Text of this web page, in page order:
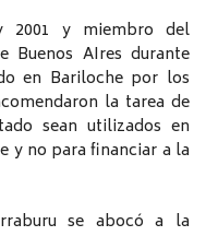
2001 y miembro del
Buenos AIres durante
en Bariloche por los
la tarea de
sean utilizados en
y no para financiar a la
se abocó a la